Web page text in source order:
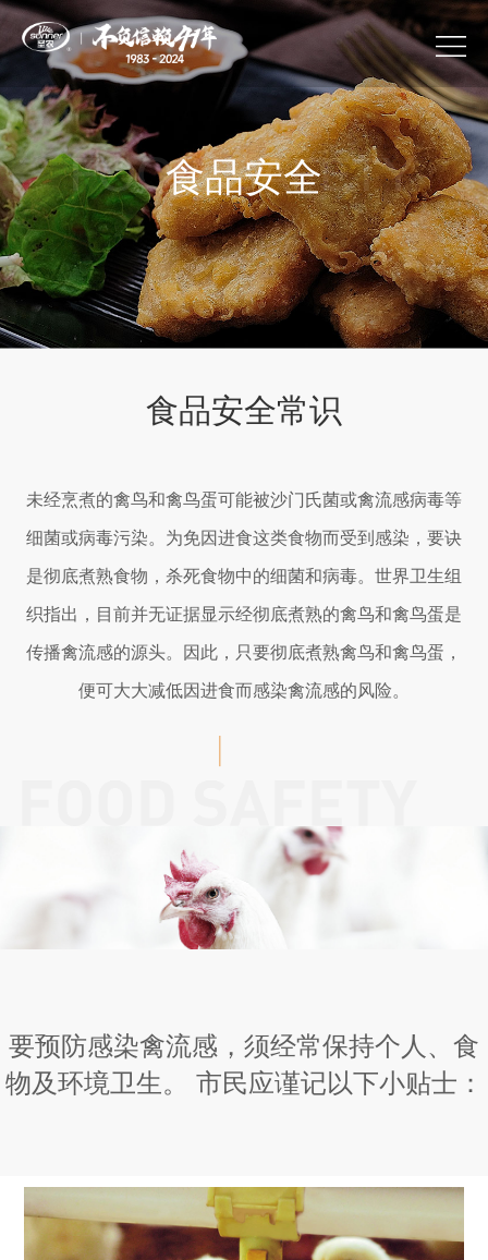
食品安全
食品安全常识
未经烹煮的禽鸟和禽鸟蛋可能被沙门氏菌或禽流感病毒等
细菌或病毒污染。为免因进食这类食物而受到感染，要诀
是彻底煮熟食物，杀死食物中的细菌和病毒。世界卫生组
织指出，目前并无证据显示经彻底煮熟的禽鸟和禽鸟蛋是
传播禽流感的源头。因此，只要彻底煮熟禽鸟和禽鸟蛋，
便可大大减低因进食而感染禽流感的风险。
要预防感染禽流感，须经常保持个人、食
物及环境卫生。 市民应谨记以下小贴士：